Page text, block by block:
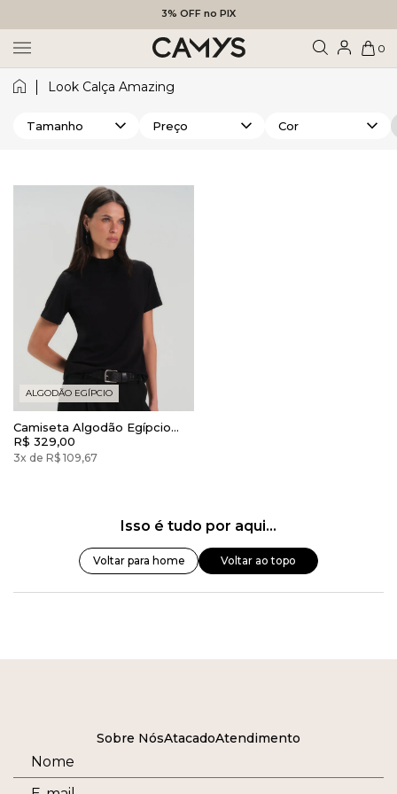
3% OFF no PIX
0
Look Calça Amazing
Cor
Tamanho Preço
ALGODÃO EGÍPCIO
Camiseta Algodão Egípcio
Camys Gola Alta Preto
R$ 329,00
3x de R$ 109,67
Isso é tudo por aqui...
Voltar para home Voltar ao topo
Sobre NósAtacadoAtendimento